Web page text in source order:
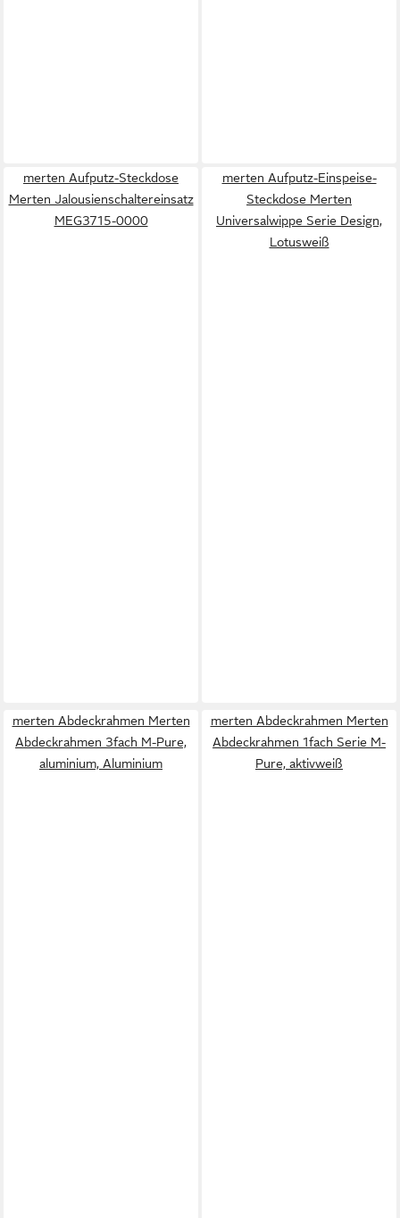
merten Aufputz-Steckdose
Merten Jalousienschaltereinsatz
MEG3715-0000
merten Aufputz-Einspeise-
Steckdose Merten
Universalwippe Serie Design,
Lotusweiß
merten Abdeckrahmen Merten
Abdeckrahmen 3fach M-Pure,
aluminium, Aluminium
merten Abdeckrahmen Merten
Abdeckrahmen 1fach Serie M-
Pure, aktivweiß